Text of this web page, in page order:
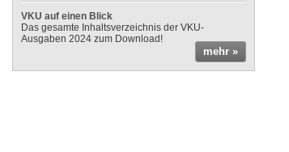
VKU auf einen Blick
Das gesamte Inhaltsverzeichnis der VKU-
Ausgaben 2024 zum Download!
mehr »